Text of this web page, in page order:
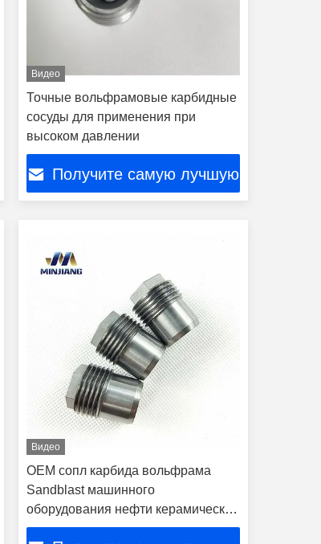
Видео
Точные вольфрамовые карбидные
сосуды для применения при
высоком давлении
Получите самую лучшую
Видео
OEM сопл карбида вольфрама
Sandblast машинного
оборудования нефти керамический
принял